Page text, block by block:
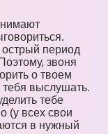
период
звоня
о твоем
тебя выслушать.
тебе
(у всех свои
в нужный